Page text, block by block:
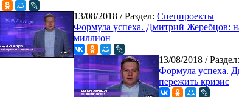
13/08/2018 / Раздел: Спецпроекты
Формула успеха. Дмитрий Жеребцов:
миллион
13/08/2018 / Раздел:
Формула успеха.
пережить кризис